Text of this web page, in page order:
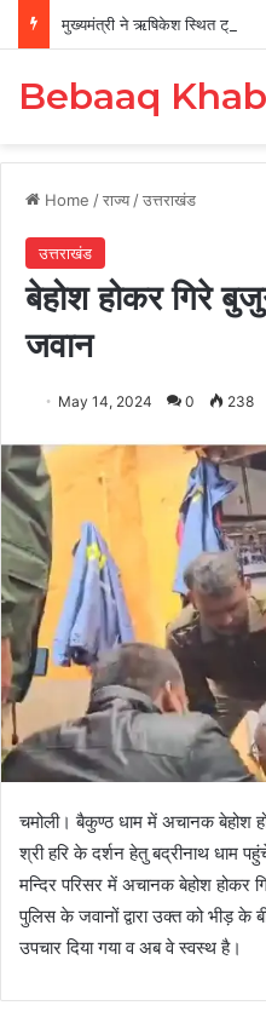
मुख्यमंत्री ने ऋषिकेश स्थित ट्रांजिट
Bebaaq
Home /राज्य /उत्तराखंड
उत्तराखंड
बेहोश होकर गिरे
जवान
May 14, 2024 0 238
चमोली। बैकुण्ठ धाम में अचानक बेहोश
श्री हरि के दर्शन हेतु बद्रीनाथ धाम
मन्दिर परिसर में अचानक बेहोश होकर
पुलिस के जवानों द्वारा उक्त को भीड़ के
उपचार दिया गया व अब वे स्वस्थ है।